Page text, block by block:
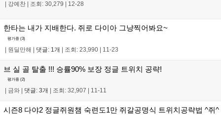
강예찬 조회: 30,279 12-28
한타는 내가 지배한다. 쥐로 다이아 그냥찍어봐요~
평가중 (3)
| 원딜만해 | 댓글: 1개 | 조회: 23,990 | 11-23
브 실 골 탈출 !!! 승률90% 보장 정글 트위치 공략!
평가중 (2)
금와 댓글: 3개 조회: 32,907 11-11
시즌8 다야2 정글쥐원챔 숙련도1만 쥐갈공명식 트위치공략법 ^쥐^